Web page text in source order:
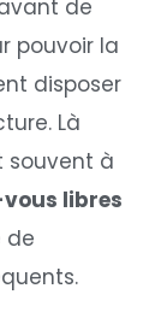
de
pouvoir la
disposer
Là
souvent à
libres
de